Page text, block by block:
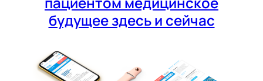
будущее здесь и сейчас